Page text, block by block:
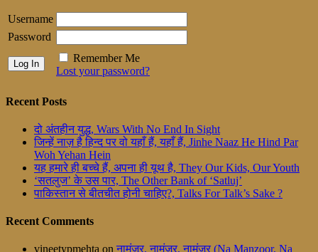
Username
Password
Remember Me
Lost your password?
Recent Posts
दो अंतहीन युद्ध, Wars With No End In Sight
जिन्हें नाज़ है हिन्द पर वो यहाँ हैं, यहाँ हैं, Jinhe Naaz He Hind Par
Woh Yehan Hein
यह हमारे ही बच्चे हैं, अपना ही यूथ है, They Our Kids, Our Youth
‘सतलुज’ के उस पार, The Other Bank of ‘Satluj’
पाकिस्तान से बीतचीत होनी चाहिए?, Talks For Talk’s Sake ?
Recent Comments
vineetypmehta on नामंजूर, नामंजूर, नामंजूर (Na Manzoor, Na